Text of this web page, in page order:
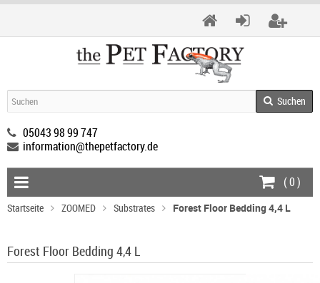
Suchen
05043 98 99 747
information@thepetfactory.de
(0)
Startseite ZOOMED Substrates Forest Floor Bedding 4,4 L
Forest Floor Bedding 4,4 L